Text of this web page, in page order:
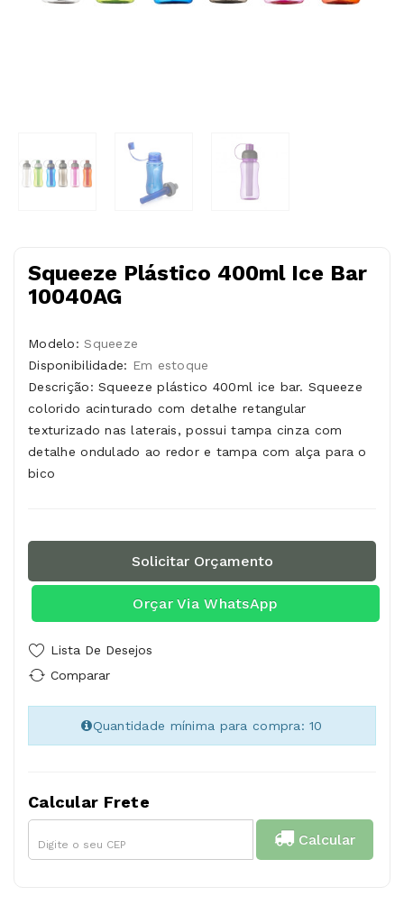
Squeeze Plástico 400ml Ice Bar
10040AG
Modelo:Squeeze
Disponibilidade: Em estoque
Descrição: Squeeze plástico 400ml ice bar. Squeeze
colorido acinturado com detalhe retangular
texturizado nas laterais, possui tampa cinza com
detalhe ondulado ao redor e tampa com alça para o
bico
Solicitar Orçamento
Orçar Via WhatsApp
Lista De Desejos
Comparar
Quantidade mínima para compra: 10
Calcular Frete
Calcular